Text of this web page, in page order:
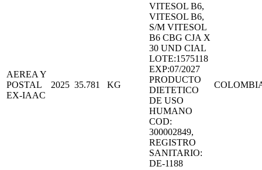
AEREA Y
POSTAL
EX-IAAC
2025 35.781 KG
VITESOL B6,
VITESOL B6,
S/M VITESOL
B6 CBG CJA X
30 UND CIAL
LOTE:1575118
EXP:07/2027
PRODUCTO
DIETETICO
DE USO
HUMANO
COD:
300002849,
REGISTRO
SANITARIO:
DE-1188